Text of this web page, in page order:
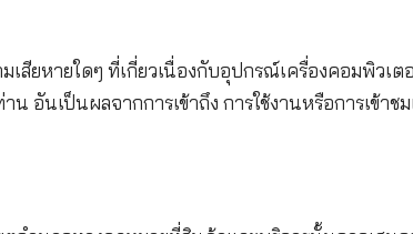
ดก็ตามของ เคดับบลิวไอ ประกันชีวิต หรื
นขอบเขตสูงสุดเท่าที่กฎหมายที่ใช้บังคับอ
ใช้งานเว็บไซต์นี้ของท่าน ซึ่งรวมถึงแต่ไม่จ
หายสืบเนื่องใดๆ โดยไม่เป็นการจำกัดข้